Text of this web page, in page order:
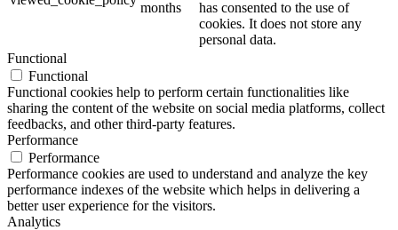
months
has consented to the use of
cookies. It does not store any
personal data.
Functional
Functional
Functional cookies help to perform certain functionalities like
sharing the content of the website on social media platforms, collect
feedbacks, and other third-party features.
Performance
Performance
Performance cookies are used to understand and analyze the key
performance indexes of the website which helps in delivering a
better user experience for the visitors.
Analytics